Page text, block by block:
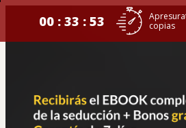
00 : 33 : 52
copias